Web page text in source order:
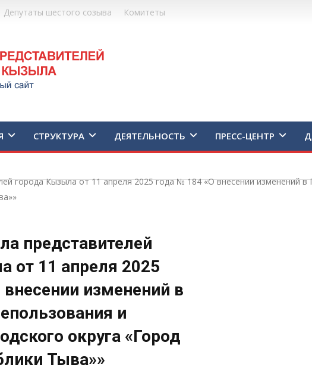
Депутаты шестого созыва Комитеты
СТРУКТУРА ДЕЯТЕЛЬНОСТЬ ПРЕСС-ЦЕНТР
города Кызыла от 11 апреля 2025 года № 184 «О внесении изменений в
представителей
от 11 апреля 2025
изменений в
и
округа «Город
Тыва»»